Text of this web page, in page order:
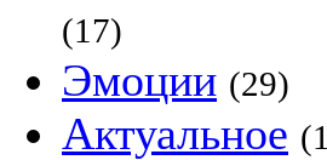
(17)
Эмоции (29)
Актуальное